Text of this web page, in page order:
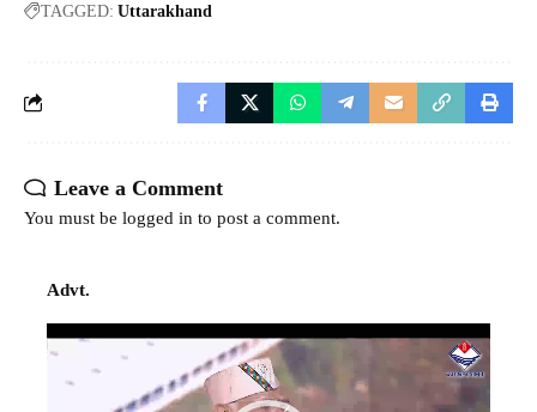
TAGGED: Uttarakhand
Leave a Comment
You must be logged in to post a comment.
Advt.
Video